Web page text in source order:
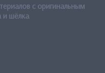
с оригинальным
и шёлка